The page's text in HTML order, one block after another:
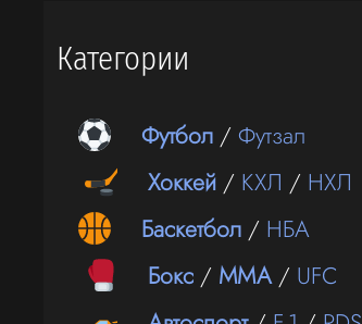
Категории
Футбол /Футзал
Хоккей / КХЛ / НХЛ
Баскетбол / НБА
Бокс / ММА/ UFC